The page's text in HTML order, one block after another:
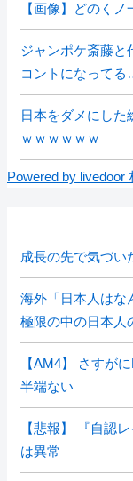
【画像】どのく
ジャンポケ斎藤と
コントになって
日本をダメにした
ｗｗｗｗｗｗ
Powered by livedoor
成長の先で気づい
海外「日本人はな
極限の中の日本人
【AM4】 さすが
半端ない
【悲報】 『自認
は異常